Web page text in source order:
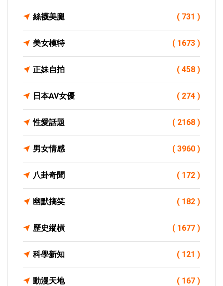
絲襪美腿 ( 731 )
美女模特 ( 1673 )
正妹自拍 ( 458 )
日本AV女優 ( 274 )
性愛話題 ( 2168 )
男女情感 ( 3960 )
八卦奇聞 ( 172 )
幽默搞笑 ( 182 )
歷史縱橫 ( 1677 )
科學新知 ( 121 )
動漫天地 ( 167 )